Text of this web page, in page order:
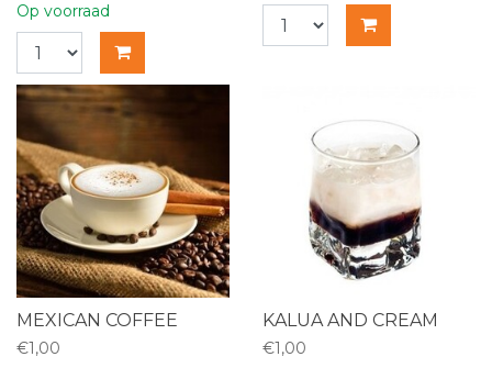
Op voorraad
MEXICAN COFFEE
€1,00
KALUA AND CREAM
€1,00